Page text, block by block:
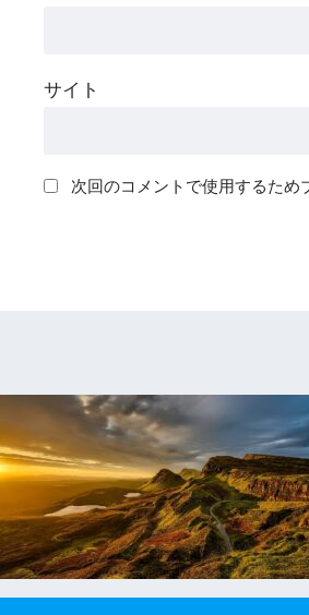
サイト
次回のコメントで使用するため